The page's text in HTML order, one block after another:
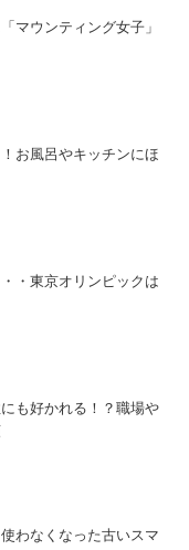
マウンティング女子」
お風呂やキッチンにほ
・東京オリンピックは
も好かれる！？職場や
わなくなった古いスマ